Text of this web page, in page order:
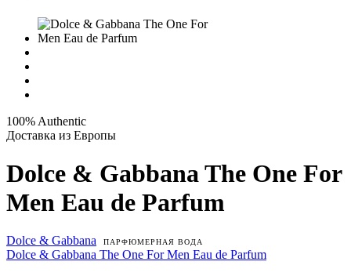
100% Authentic
Доставка из Европы
Dolce & Gabbana The One For
Men Eau de Parfum
Dolce & Gabbana ПАРФЮМЕРНАЯ ВОДА
Dolce & Gabbana The One For Men Eau de Parfum